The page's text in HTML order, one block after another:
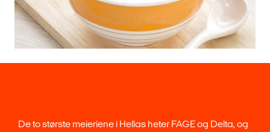
De to største meieriene i Hellas heter FAGE og Delta, og